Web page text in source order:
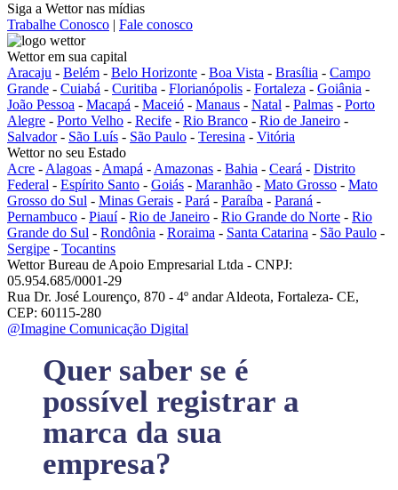
Siga a Wettor nas mídias
Trabalhe Conosco | Fale conosco
Wettor em sua capital
Aracaju - Belém - Belo Horizonte - Boa Vista - Brasília - Campo
Grande - Cuiabá - Curitiba - Florianópolis - Fortaleza - Goiânia -
João Pessoa - Macapá - Maceió - Manaus - Natal - Palmas - Porto
Alegre - Porto Velho - Recife - Rio Branco - Rio de Janeiro -
Salvador- São Luís - São Paulo - Teresina - Vitória
Wettor no seu Estado
Acre - Alagoas - Amapá - Amazonas - Bahia - Ceará - Distrito
Federal - Espírito Santo - Goiás - Maranhão - Mato Grosso - Mato
Grosso do Sul - Minas Gerais - Pará - Paraíba - Paraná -
Pernambuco - Piauí- Rio de Janeiro - Rio Grande do Norte - Rio
Grande do Sul - Rondônia - Roraima - Santa Catarina - São Paulo -
Sergipe - Tocantins
Wettor Bureau de Apoio Empresarial Ltda - CNPJ:
05.954.685/0001-29
Rua Dr. José Lourenço, 870 - 4º andar Aldeota, Fortaleza- CE,
CEP: 60115-280
@Imagine Comunicação Digital
Quer saber se é
possível registrar a
marca da sua
empresa?